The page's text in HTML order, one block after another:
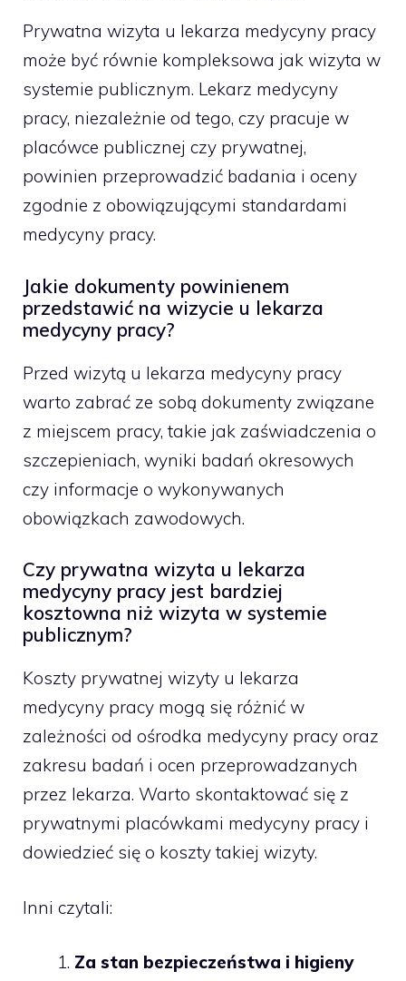
Prywatna wizyta u lekarza medycyny pracy
może być równie kompleksowa jak wizyta w
systemie publicznym. Lekarz medycyny
pracy, niezależnie od tego, czy pracuje w
placówce publicznej czy prywatnej,
powinien przeprowadzić badania i oceny
zgodnie z obowiązującymi standardami
medycyny pracy.
Jakie dokumenty powinienem
przedstawić na wizycie u lekarza
medycyny pracy?
Przed wizytą u lekarza medycyny pracy
warto zabrać ze sobą dokumenty związane
z miejscem pracy, takie jak zaświadczenia o
szczepieniach, wyniki badań okresowych
czy informacje o wykonywanych
obowiązkach zawodowych.
Czy prywatna wizyta u lekarza
medycyny pracy jest bardziej
kosztowna niż wizyta w systemie
publicznym?
Koszty prywatnej wizyty u lekarza
medycyny pracy mogą się różnić w
zależności od ośrodka medycyny pracy oraz
zakresu badań i ocen przeprowadzanych
przez lekarza. Warto skontaktować się z
prywatnymi placówkami medycyny pracy i
dowiedzieć się o koszty takiej wizyty.
Inni czytali:
Za stan bezpieczeństwa i higieny